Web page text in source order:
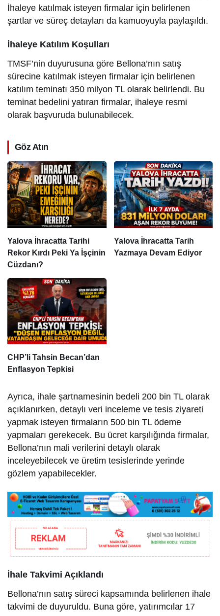
İhaleye katılmak isteyen firmalar için belirlenen
şartlar ve süreç detayları da kamuoyuyla paylaşıldı.
İhaleye Katılım Koşulları
TMSF’nin duyurusuna göre Bellona’nın satış
sürecine katılmak isteyen firmalar için belirlenen
katılım teminatı 350 milyon TL olarak belirlendi. Bu
teminat bedelini yatıran firmalar, ihaleye resmi
olarak başvuruda bulunabilecek.
Göz Atın
Yalova İhracatta Tarihi
Rekor Kırdı Peki Ya İşçinin
Cüzdanı?
Yalova İhracatta Tarih
Yazmaya Devam Ediyor
CHP’li Tahsin Becan’dan
Enflasyon Tepkisi
Ayrıca, ihale şartnamesinin bedeli 200 bin TL olarak
açıklanırken, detaylı veri inceleme ve tesis ziyareti
yapmak isteyen firmaların 500 bin TL ödeme
yapmaları gerekecek. Bu ücret karşılığında firmalar,
Bellona’nın mali verilerini detaylı olarak
inceleyebilecek ve üretim tesislerinde yerinde
gözlem yapabilecekler.
İhale Takvimi Açıklandı
Bellona’nın satış süreci kapsamında belirlenen ihale
takvimi de duyuruldu. Buna göre, yatırımcılar 17